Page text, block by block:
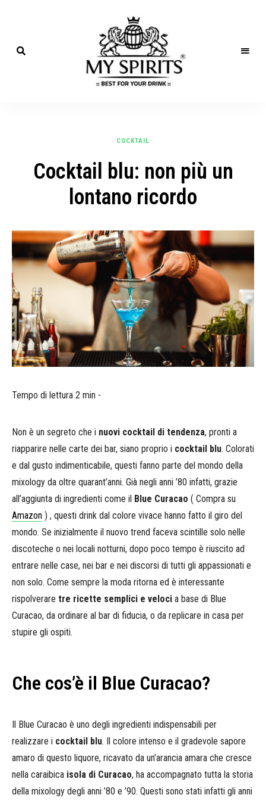
BlogCOCKTAIL
Cocktail blu: non più un
lontano ricordo
Tempo di lettura 2 min -
Non è un segreto che i nuovi cocktail di tendenza, pronti a
riapparire nelle carte dei bar, siano proprio i cocktail blu. Colorati
e dal gusto indimenticabile, questi fanno parte del mondo della
mixology da oltre quarant’anni. Già negli anni ’80 infatti, grazie
all’aggiunta di ingredienti come il Blue Curacao ( Compra su
Amazon ) , questi drink dal colore vivace hanno fatto il giro del
mondo. Se inizialmente il nuovo trend faceva scintille solo nelle
discoteche o nei locali notturni, dopo poco tempo è riuscito ad
entrare nelle case, nei bar e nei discorsi di tutti gli appassionati e
non solo. Come sempre la moda ritorna ed è interessante
rispolverare tre ricette semplici e veloci a base di Blue
Curacao, da ordinare al bar di fiducia, o da replicare in casa per
stupire gli ospiti.
Che cos’è il Blue Curacao?
Il Blue Curacao è uno degli ingredienti indispensabili per
realizzare i cocktail blu. Il colore intenso e il gradevole sapore
amaro di questo liquore, ricavato da un’arancia amara che cresce
nella caraibica isola di Curacao, ha accompagnato tutta la storia
della mixology degli anni ’80 e ’90. Questi sono stati infatti gli anni